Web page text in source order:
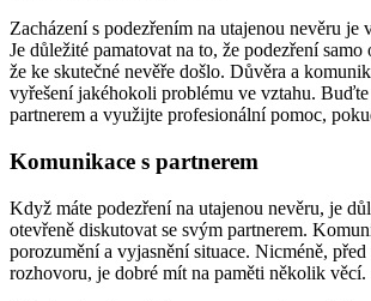
Zacházení s podezřením na utajenou nevěru je
Je důležité pamatovat na to, že podezření samo
že ke skutečné nevěře došlo. Důvěra a
vyřešení jakéhokoli problému ve vztahu.
partnerem a využijte profesionální pomoc,
Komunikace s partnerem
Když máte podezření na utajenou nevěru, je
otevřeně diskutovat se svým partnerem.
porozumění a vyjasnění situace. Nicméně,
rozhovoru, je dobré mít na paměti několik věcí.